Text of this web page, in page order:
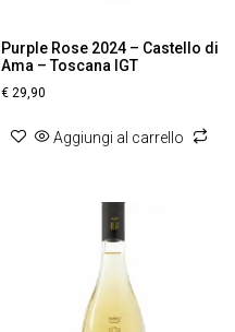
Purple Rose 2024 – Castello di
Ama – Toscana IGT
€29,90
Aggiungi al carrello